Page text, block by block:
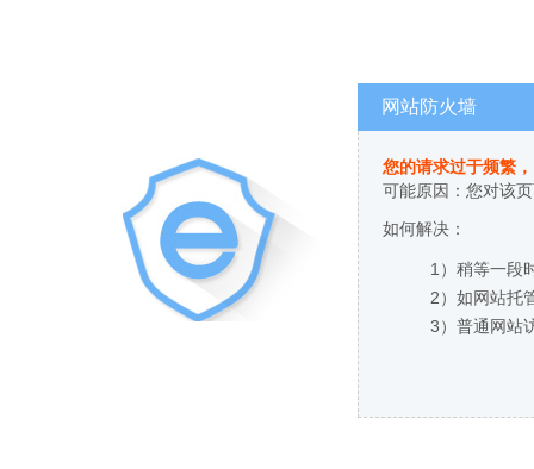
网站防火墙
您的请求过于频繁
可能原因：您对该
如何解决：
1）稍等一段
2）如网站托
3）普通网站